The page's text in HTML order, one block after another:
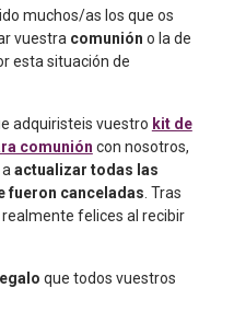
muchos/as los que os
vuestra comunión o la de
esta situación de
adquiristeis vuestro kit de
comunión con nosotros,
actualizar todas las
fueron canceladas . Tras
felices al recibir
que todos vuestros